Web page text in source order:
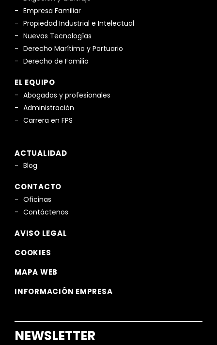
Empresa Familiar
Propiedad Industrial e Intelectual
Nuevas Tecnologías
Derecho Marítimo y Portuario
Derecho de Familia
EL EQUIPO
Abogados y profesionales
Administración
Carrera en FPS
ACTUALIDAD
Blog
CONTACTO
Oficinas
Contáctenos
AVISO LEGAL
COOKIES
MAPA WEB
INFORMACIÓN EMPRESA
NEWSLETTER